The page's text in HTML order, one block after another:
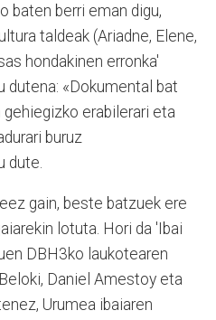
baten berri eman digu,
taldeak (Ariadne, Elene,
hondakinen erronka'
dutena: «Dokumental bat
gehiegizko erabilerari eta
buruz
dute.
gain, beste batzuek ere
lotuta. Hori da 'Ibai
DBH3ko laukotearen
Daniel Amestoy eta
Urumea ibaiaren